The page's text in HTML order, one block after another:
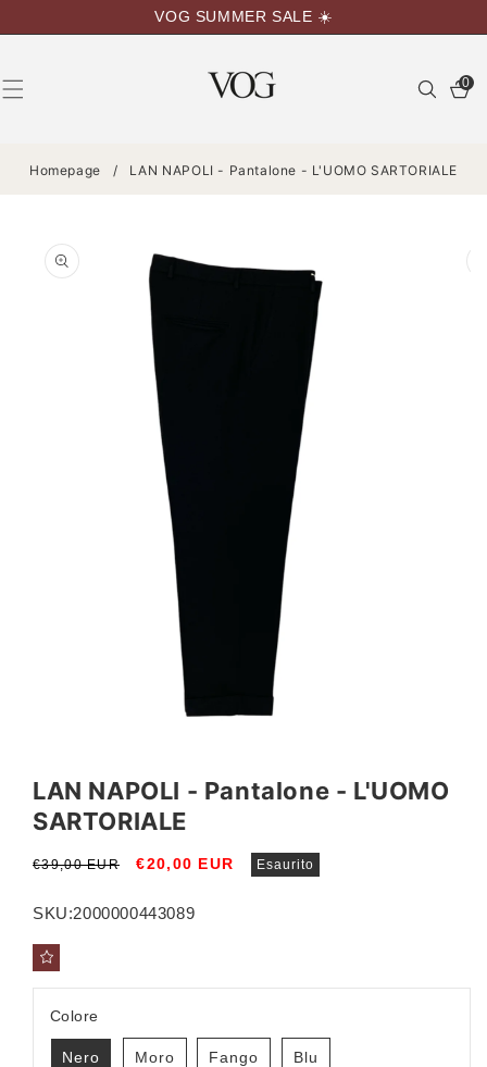
CONTENUTI
VOG SUMMER SALE ☀️
0
Homepage / LAN NAPOLI - Pantalone - L'UOMO SARTORIALE
SUL
PRODOTTO
1
in
finestra
LAN NAPOLI - Pantalone - L'UOMO
SARTORIALE
Prezzo
listino
€39,00 EUR
Prezzo
€20,00 EUR Esaurito
SKU:2000000443089
Colore
Nero Moro Fango
Blu